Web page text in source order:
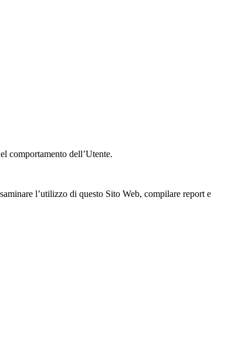
comportamento dell’Utente.
l’utilizzo di questo Sito Web, compilare report e